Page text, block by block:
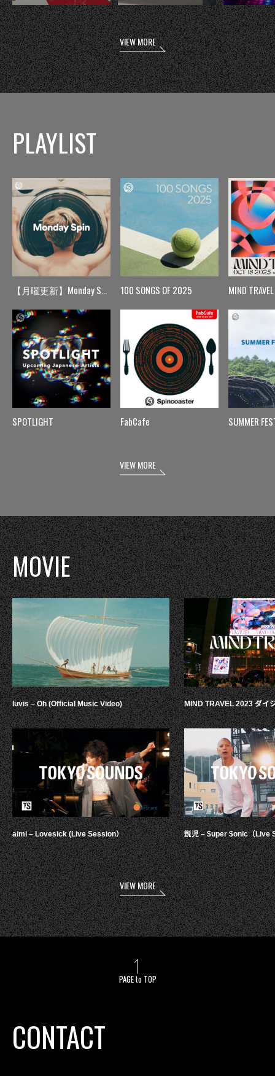
VIEW MORE
PLAYLIST
【月曜更新】Monday Spin
SPOTLIGHT
100 SONGS OF 2025
FabCafe
MIND TRAVEL
SUMMER
VIEW MORE
MOVIE
luvis – Oh (Official Music Video)
aimi – Lovesick (Live Session）
MIND TRAVEL 2023 ダイ
鋭児 – $uper $onic（Live
VIEW MORE
PAGE to TOP
CONTACT